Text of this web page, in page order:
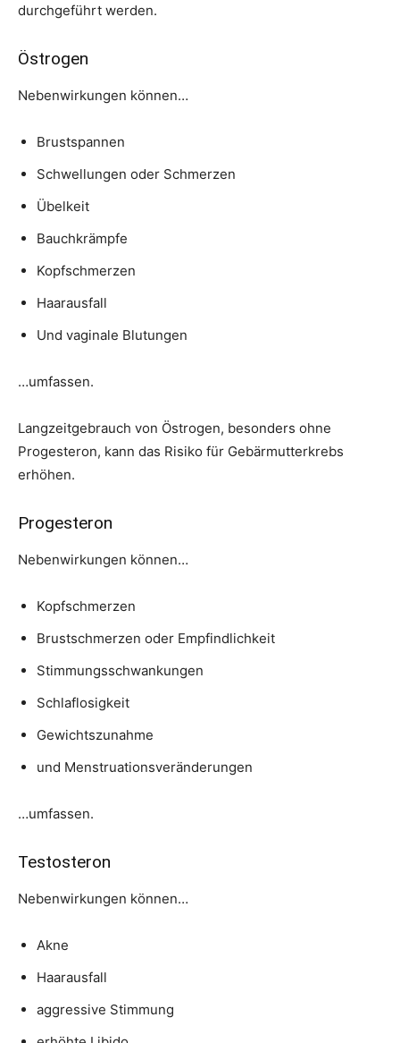
durchgeführt werden.
Östrogen
Nebenwirkungen können…
Brustspannen
Schwellungen oder Schmerzen
Übelkeit
Bauchkrämpfe
Kopfschmerzen
Haarausfall
Und vaginale Blutungen
…umfassen.
Langzeitgebrauch von Östrogen, besonders ohne
Progesteron, kann das Risiko für Gebärmutterkrebs
erhöhen.
Progesteron
Nebenwirkungen können…
Kopfschmerzen
Brustschmerzen oder Empfindlichkeit
Stimmungsschwankungen
Schlaflosigkeit
Gewichtszunahme
und Menstruationsveränderungen
…umfassen.
Testosteron
Nebenwirkungen können…
Akne
Haarausfall
aggressive Stimmung